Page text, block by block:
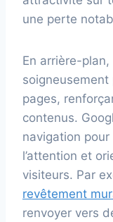
une perte
En arrière-
pages,
contenus.
navigation
l’attention et
visiteurs. Par
revêtement
renvoyer vers